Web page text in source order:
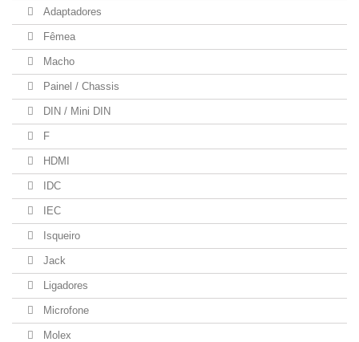
Adaptadores
Fêmea
Macho
Painel / Chassis
DIN / Mini DIN
F
HDMI
IDC
IEC
Isqueiro
Jack
Ligadores
Microfone
Molex